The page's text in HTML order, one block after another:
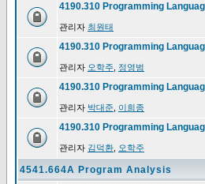
4190.310 Programming
관리자 최원태
4190.310 Programming
관리자 오학주 정영범
4190.310 Programming
관리자 박대준 이희종
4190.310 Programming
관리자 김덕환 오학주
4541.664A Program Analysis